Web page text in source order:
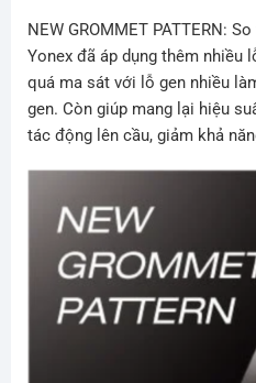
NEW GROMMET PATTERN:
Yonex đã áp dụng thêm nhiều
quá ma sát với lỗ gen nhiều
gen. Còn giúp mang lại hiệu
tác động lên cầu, giảm khả